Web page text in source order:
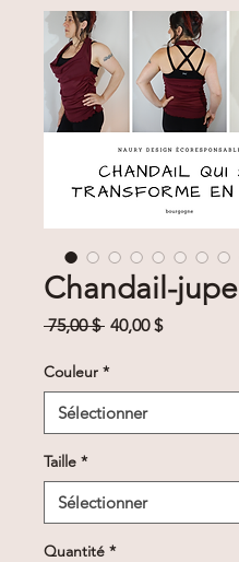
Chandail-jupe
75,00 $ Prix
40,00 $Prix
Couleur *
Taille *
Quantité *